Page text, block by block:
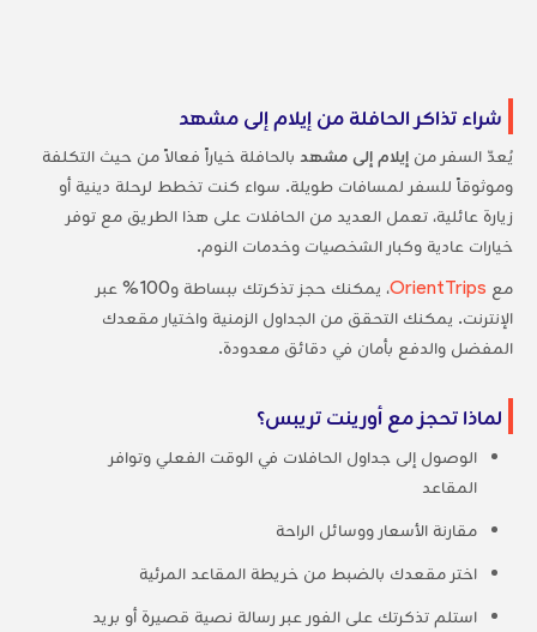
شراء تذاكر الحافلة من إيلام إلى مشهد
يُعدّ السفر من إيلام إلى مشهد بالحافلة خياراً فعالاً من حيث التكلفة
وموثوقاً للسفر لمسافات طويلة. سواء كنت تخطط لرحلة دينية أو
زيارة عائلية، تعمل العديد من الحافلات على هذا الطريق مع توفر
خيارات عادية وكبار الشخصيات وخدمات النوم.
مع OrientTrips
، يمكنك حجز تذكرتك ببساطة و100% عبر
الإنترنت. يمكنك التحقق من الجداول الزمنية واختيار مقعدك
المفضل والدفع بأمان في دقائق معدودة.
لماذا تحجز مع أورينت تريبس؟
الوصول إلى جداول الحافلات في الوقت الفعلي وتوافر
المقاعد
مقارنة الأسعار ووسائل الراحة
اختر مقعدك بالضبط من خريطة المقاعد المرئية
استلم تذكرتك على الفور عبر رسالة نصية قصيرة أو بريد